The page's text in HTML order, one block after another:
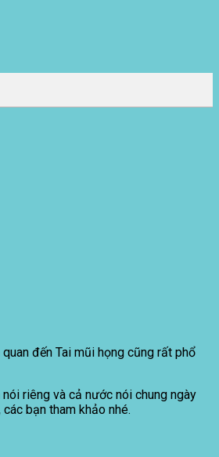
đến Tai mũi họng cũng rất phổ
nói riêng và cả nước nói chung ngày
bạn tham khảo nhé.